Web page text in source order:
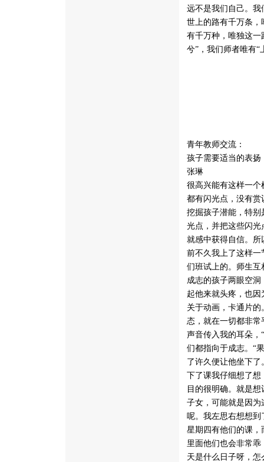
远不是我们自己。
世上的路有千万条
有千万种，唯独这一
兮”，我们师者唯有“
青年教师交流：
孩子需要适当的表扬
张琳
很高兴能有这样一
都有闪光点，没有
挖掘孩子潜能，特
光点，并把这些闪
就感中获得自信。
前不久我上了这样
们班试上的。师生
成志的孩子两眼空
起他来就头疼，也
关于动画，卡通片
态，就在一切都非
声音传入我的耳朵，
们都指向于成志。“
了许久便让他坐下
下了课我仔细想了
目的很明确。就是
子女，可能就是因
呢。我左思右想想
星期四有他们的课
里面他们也会非常
天是什么日子呀，